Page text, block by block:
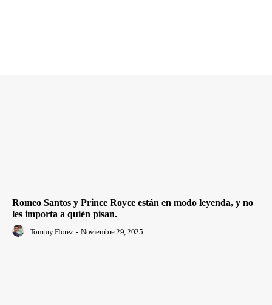
Romeo Santos y Prince Royce están en modo leyenda, y no
les importa a quién pisan.
Tommy Florez - Noviembre 29, 2025